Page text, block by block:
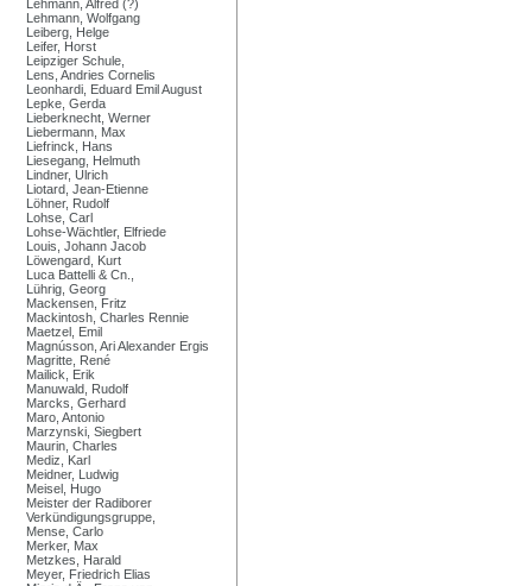
Lehmann, Alfred (?)
Lehmann, Wolfgang
Leiberg, Helge
Leifer, Horst
Leipziger Schule,
Lens, Andries Cornelis
Leonhardi, Eduard Emil August
Lepke, Gerda
Lieberknecht, Werner
Liebermann, Max
Liefrinck, Hans
Liesegang, Helmuth
Lindner, Ulrich
Liotard, Jean-Etienne
Löhner, Rudolf
Lohse, Carl
Lohse-Wächtler, Elfriede
Louis, Johann Jacob
Löwengard, Kurt
Luca Battelli & Cn.,
Lührig, Georg
Mackensen, Fritz
Mackintosh, Charles Rennie
Maetzel, Emil
Magnússon, Ari Alexander Ergis
Magritte, René
Mailick, Erik
Manuwald, Rudolf
Marcks, Gerhard
Maro, Antonio
Marzynski, Siegbert
Maurin, Charles
Mediz, Karl
Meidner, Ludwig
Meisel, Hugo
Meister der Radiborer
Verkündigungsgruppe,
Mense, Carlo
Merker, Max
Metzkes, Harald
Meyer, Friedrich Elias